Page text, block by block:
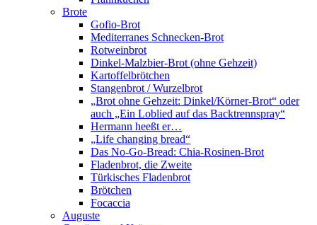
Brote
Gofio-Brot
Mediterranes Schnecken-Brot
Rotweinbrot
Dinkel-Malzbier-Brot (ohne Gehzeit)
Kartoffelbrötchen
Stangenbrot / Wurzelbrot
„Brot ohne Gehzeit: Dinkel/Körner-Brot“ oder
auch „Ein Loblied auf das Backtrennspray“
Hermann heeßt er…
„Life changing bread“
Das No-Go-Bread: Chia-Rosinen-Brot
Fladenbrot, die Zweite
Türkisches Fladenbrot
Brötchen
Focaccia
Auguste